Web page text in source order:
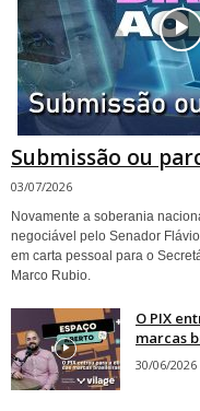
Submissão ou
03/07/2026
Novamente a soberania
negociável pelo Senador
em carta pessoal para o
Marco Rubio.
O PIX
marcas
30/06/2026